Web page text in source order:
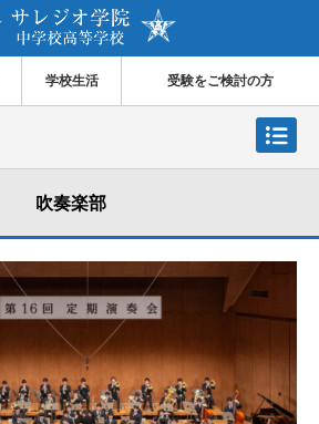
学校生活 受験をご検討の方
吹奏楽部